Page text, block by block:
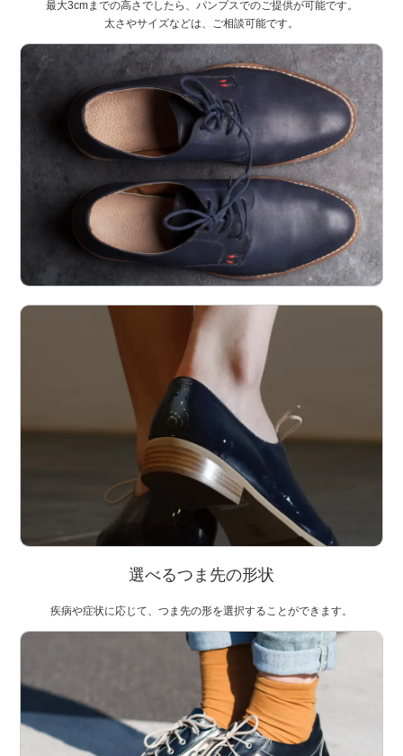
最大3cmまでの高さでしたら、パンプスでのご提供が可能です。
太さやサイズなどは、ご相談可能です。
選べるつま先の形状
疾病や症状に応じて、つま先の形を選択することができます。